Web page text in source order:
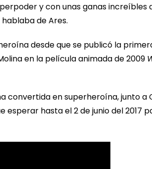
y con unas ganas increíbles
de Ares.
desde que se publicó la
en la película animada de 2009
convertida en superheroína, junto a
esperar hasta el 2 de junio del 2017